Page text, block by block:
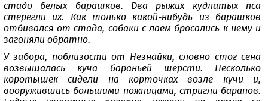
стадо белых барашков. Два рыжих кудлатых пса
стерегли их. Как только какой-нибудь из барашков
отбивался от стада, собаки с лаем бросались к нему и
загоняли обратно.
У забора, поблизости от Незнайки, словно стог сена
возвышалась куча бараньей шерсти. Несколько
коротышек сидели на корточках возле кучи и,
вооружившись большими ножницами, стригли баранов.